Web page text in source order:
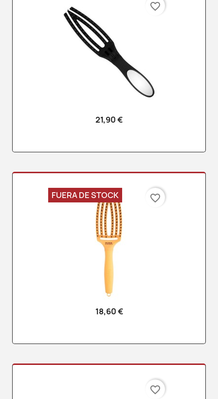
21,90 €
favorite_border
18,60 €
FUERA DE STOCK favorite_border
favorite_border